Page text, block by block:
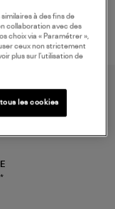
à des fins de
collaboration avec des
choix via « Paramétrer »,
ceux non strictement
plus sur l’utilisation de
les cookies